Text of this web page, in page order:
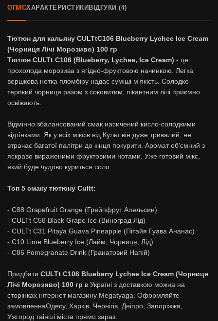
ОПИСХАРАКТЕРИСТИКИ ВІДГУКИ (4)
Тютюн для кальяну CULTtC106 Blueberry Lychee Ice Cream
(Чорниця Лічі Морозиво) 100 гр
Тютюн CULTt C106 (Blueberry, Lychee, Ice Cream) - це
прохолода морозива з ягідно-фруктовою начинкою. Легка
вершкова нотка пломбіру надає суміші м'якість. Солодко-
терпкий чорниця разом з соковитим, пікантним лічі приємно
освіжають.
Відмінно збалансований смак насичений кисло-солодкими
відтінками. Як у всіх міксів від Культ він дуже тривалий, не
втрачає багатої палітри до кінця покурити. Аромат об'ємний з
яскраво вираженими фруктовими нотами. Уже готовий мікс,
який буде чудово куриться соло.
Топ 5 смаку тютюну Cultt:
- C88 Grapefruit Orange (Грейпфрут Апельсин)
- CULTt C58 Black Grape Ice (Виноград Лід)
- СULTt C31 Pitaya Guava Pineapple (Пітайя Гуава Ананас)
- C10 Lime Blueberry Ice (Лайм, Чорниця, Лід)
- C86 Pomegranate Drink (Гранатовий Напій)
Придбати CULTt C106 Blueberry Lychee Ice Cream (Чорниця
Лічі Морозиво) 100 гр в Україні з доставкою можна на
сторінках інтернет магазину Megatyaga. Оформляйте
замовленняОдесу, Харків, Чернігів, Дніпро, Запоріжжя,
Ужгород таінші міста прямо зараз.